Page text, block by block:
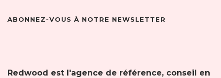
ABONNEZ-VOUS À NOTRE NEWSLETTER
Redwood est l'agence de référence, conseil en